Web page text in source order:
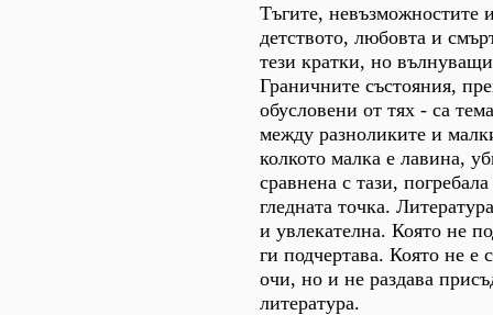
Тъгите, невъзможностите
детството, любовта и
тези кратки, но
Граничните състояния,
обусловени от тях - са
между разноликите и
колкото малка е лавина,
сравнена с тази,
гледната точка.
и увлекателна. Която не
ги подчертава. Която не е
очи, но и не раздава
литература.